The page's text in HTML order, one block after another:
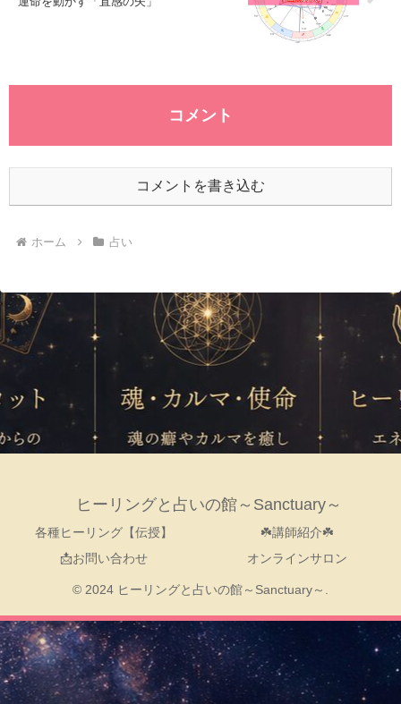
コメント
コメントを書き込む
ホーム 占い
ヒーリングと占いの館～Sanctuary～
各種ヒーリング【伝授】
☘️講師紹介☘️
📩お問い合わせ
オンラインサロン
© 2024 ヒーリングと占いの館～Sanctuary～.